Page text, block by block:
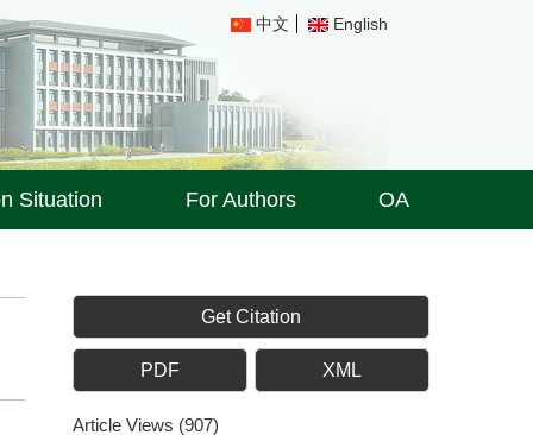
中文 English
Situation For Authors OA
Get Citation
PDF XML
Article Views (907)